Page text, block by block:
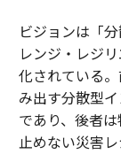
ビジョンは「
レンジ・レジ
化されている
み出す分散型
であり、後者
止めない災害